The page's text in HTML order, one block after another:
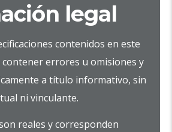
legal
contenidos en este
errores u omisiones y
a título informativo, sin
ni vinculante.
reales y corresponden